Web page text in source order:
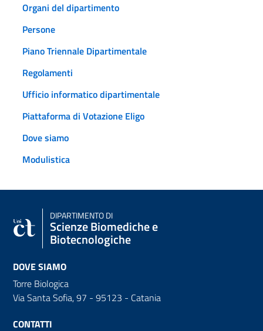
Organi del dipartimento
Persone
Piano Triennale Dipartimentale
Regolamenti
Ufficio informatico dipartimentale
Piattaforma di Votazione Eligo
Dove siamo
Modulistica
DIPARTIMENTO DI
Scienze Biomediche e
Biotecnologiche
DOVE SIAMO
Torre Biologica
Via Santa Sofia, 97 - 95123 - Catania
CONTATTI